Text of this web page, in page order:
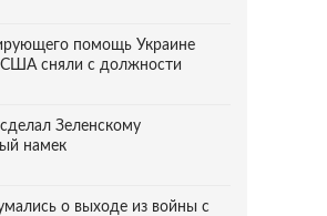
помощь Украине
США сняли с должности
Зеленскому
намек
о выходе из войны с